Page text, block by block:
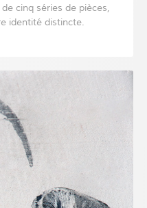
cinq séries de pièces,
identité distincte.